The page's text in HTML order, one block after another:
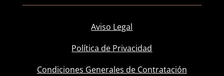
Aviso Legal
Política de Privacidad
Condiciones Generales de Contratación